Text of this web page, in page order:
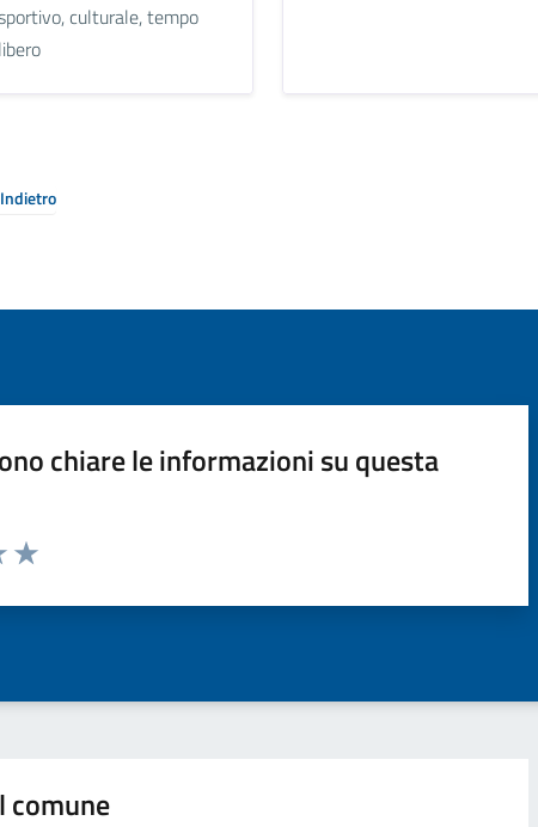
culturale, tempo
libero
Indietro
chiare le informazioni su questa
la pagina
comune